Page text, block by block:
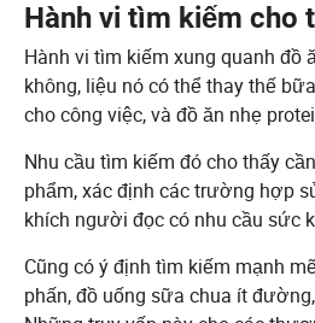
Hành vi tìm kiếm cho
Hành vi tìm kiếm xung quanh đồ
không, liệu nó có thể thay thế
cho công việc, và đồ ăn nhẹ
Nhu cầu tìm kiếm đó cho thấy
phẩm, xác định các trường hợp
khích người đọc có nhu cầu sức
Cũng có ý định tìm kiếm mạnh
phấn, đồ uống sữa chua ít